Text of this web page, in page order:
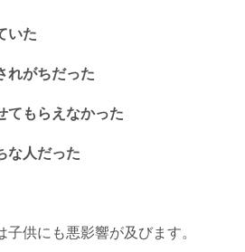
いた
れがちだった
てもらえなかった
な人だった
供にも悪影響が及びます。